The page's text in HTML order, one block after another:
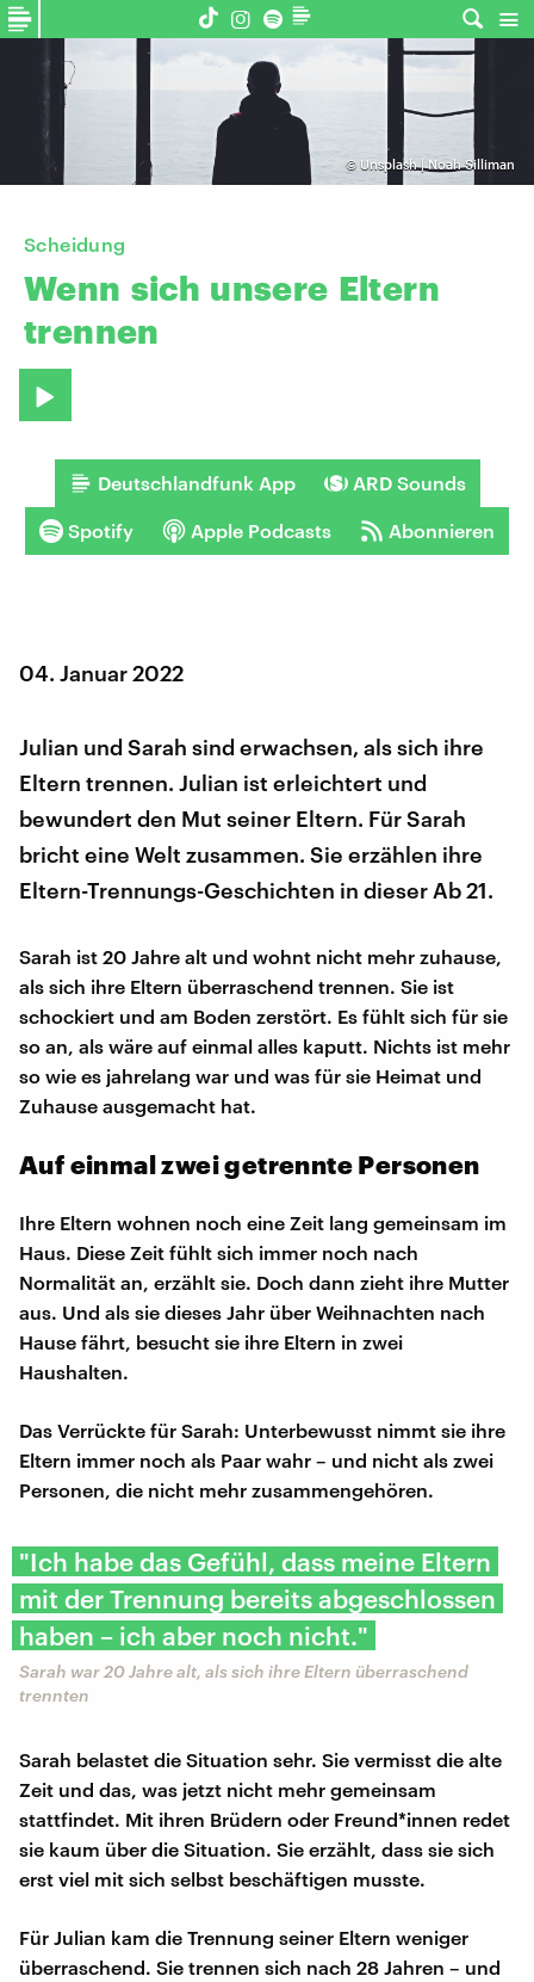
© Unsplash | Noah Silliman
Scheidung
Wenn sich unsere Eltern
trennen
Deutschlandfunk App ARD Sounds
Spotify Apple Podcasts Abonnieren
04. Januar 2022
Julian und Sarah sind erwachsen, als sich ihre
Eltern trennen. Julian ist erleichtert und
bewundert den Mut seiner Eltern. Für Sarah
bricht eine Welt zusammen. Sie erzählen ihre
Eltern-Trennungs-Geschichten in dieser Ab 21.
Sarah ist 20 Jahre alt und wohnt nicht mehr zuhause,
als sich ihre Eltern überraschend trennen. Sie ist
schockiert und am Boden zerstört. Es fühlt sich für sie
so an, als wäre auf einmal alles kaputt. Nichts ist mehr
so wie es jahrelang war und was für sie Heimat und
Zuhause ausgemacht hat.
Auf einmal zwei getrennte Personen
Ihre Eltern wohnen noch eine Zeit lang gemeinsam im
Haus. Diese Zeit fühlt sich immer noch nach
Normalität an, erzählt sie. Doch dann zieht ihre Mutter
aus. Und als sie dieses Jahr über Weihnachten nach
Hause fährt, besucht sie ihre Eltern in zwei
Haushalten.
Das Verrückte für Sarah: Unterbewusst nimmt sie ihre
Eltern immer noch als Paar wahr – und nicht als zwei
Personen, die nicht mehr zusammengehören.
"Ich habe das Gefühl, dass meine Eltern
mit der Trennung bereits abgeschlossen
haben – ich aber noch nicht."
Sarah war 20 Jahre alt, als sich ihre Eltern überraschend
trennten
Sarah belastet die Situation sehr. Sie vermisst die alte
Zeit und das, was jetzt nicht mehr gemeinsam
stattfindet. Mit ihren Brüdern oder Freund*innen redet
sie kaum über die Situation. Sie erzählt, dass sie sich
erst viel mit sich selbst beschäftigen musste.
Für Julian kam die Trennung seiner Eltern weniger
überraschend. Sie trennen sich nach 28 Jahren – und